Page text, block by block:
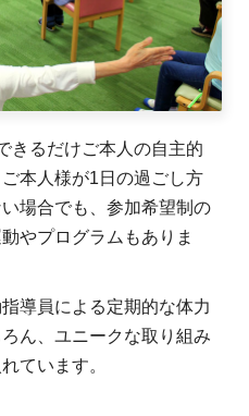
きるだけご本人の自主的
本人様が1日の過ごし方
場合でも、参加希望制の
やプログラムもありま
導員による定期的な体力
ん、ユニークな取り組み
ています。